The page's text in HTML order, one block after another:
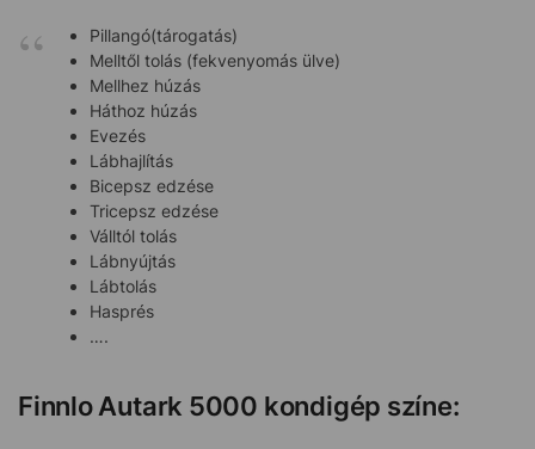
Pillangó(tárogatás)
Melltől tolás (fekvenyomás ülve)
Mellhez húzás
Háthoz húzás
Evezés
Lábhajlítás
Bicepsz edzése
Tricepsz edzése
Válltól tolás
Lábnyújtás
Lábtolás
Hasprés
….
Finnlo Autark 5000 kondigép színe: